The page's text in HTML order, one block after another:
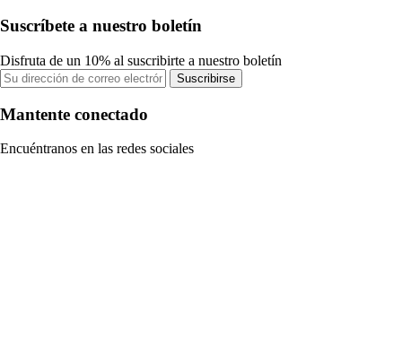
Suscríbete a nuestro boletín
Disfruta de un 10% al suscribirte a nuestro boletín
Suscribirse
Mantente conectado
Encuéntranos en las redes sociales